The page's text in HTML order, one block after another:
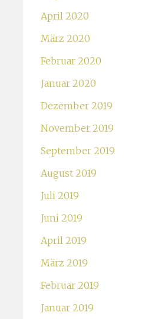
April 2020
März 2020
Februar 2020
Januar 2020
Dezember 2019
November 2019
September 2019
August 2019
Juli 2019
Juni 2019
April 2019
März 2019
Februar 2019
Januar 2019